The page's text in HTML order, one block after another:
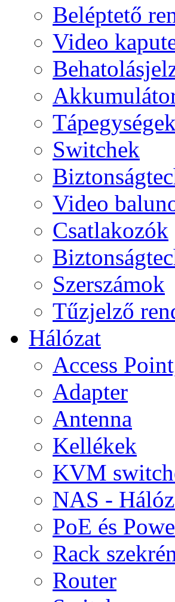
Beléptető
Video
Tápegységek
Switchek
Video
Csatlakozók
Szerszámok
Tűzjelző
Hálózat
Access
Adapter
Antenna
Kellékek
KVM
NAS -
PoE és
Rack
Router